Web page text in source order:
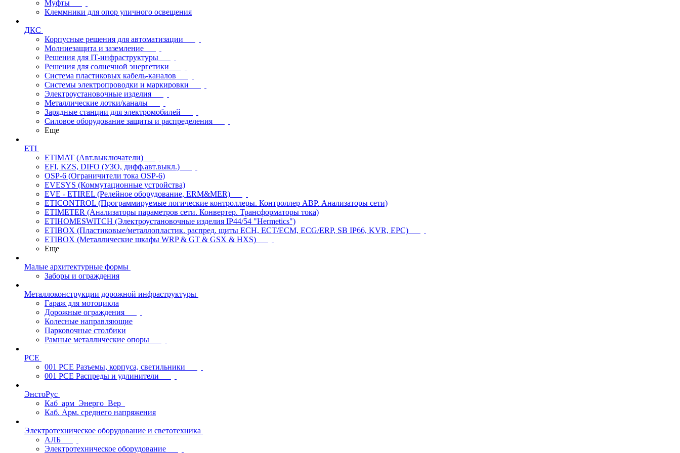
Муфты
Клеммники для опор уличного освещения
ДКС
Корпусные решения для автоматизации
Молниезащита и заземление
Решения для IT-инфраструктуры
Решения для солнечной энергетики
Система пластиковых кабель-каналов
Системы электропроводки и маркировки
Электроустановочные изделия
Металлические лотки/каналы
Зарядные станции для электромобилей
Силовое оборудование защиты и распределения
Еще
ETI
ETIMAT (Авт.выключатели)
EFI, KZS, DIFO (УЗО, дифф.авт.выкл.)
OSP-6 (Ограничители тока OSP-6)
EVESYS (Коммутационные устройства)
EVE - ETIREL (Релейное оборудование, ERM&MER)
ETICONTROL (Программируемые логические контроллеры. Контроллер АВР. Анализаторы сети)
ETIMETER (Анализаторы параметров сети. Конвертер. Трансформаторы тока)
ETIHOMESWITCH (Электроустановочные изделия IP44/54 "Hermetics")
ETIBOX (Пластиковые/металлопластик. распред. щиты ECH, ECT/ECM, ECG/ERP, SB IP66, KVR, EPC)
ETIBOX (Металлические шкафы WRP & GT & GSX & HXS)
Еще
Малые архитектурные формы
Заборы и ограждения
Металлоконструкции дорожной инфраструктуры
Гараж для мотоцикла
Дорожные ограждения
Колесные направляющие
Парковочные столбики
Рамные металлические опоры
PCE
001 PCE Разъемы, корпуса, светильники
001 PCE Распреды и удлинители
ЭнстоРус
Каб_арм_Энерго_Вер_
Каб. Арм. среднего напряжения
Электротехническое оборудование и светотехника
АЛБ
Электротехническое оборудование